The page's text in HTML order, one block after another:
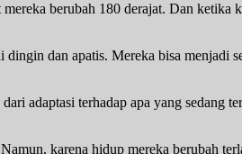
berubah 180 derajat. Dan
dan apatis. Mereka bisa
adaptasi terhadap apa yang
karena hidup mereka berubah